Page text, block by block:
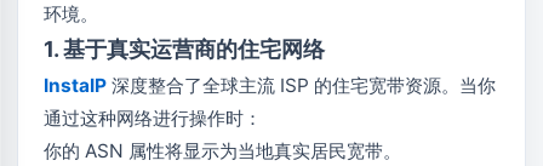
环境。
1. 基于真实运营商的住宅网络
InstaIP 深度整合了全球主流 ISP 的住宅宽带资源。当你
通过这种网络进行操作时：
你的 ASN 属性将显示为当地真实居民宽带。